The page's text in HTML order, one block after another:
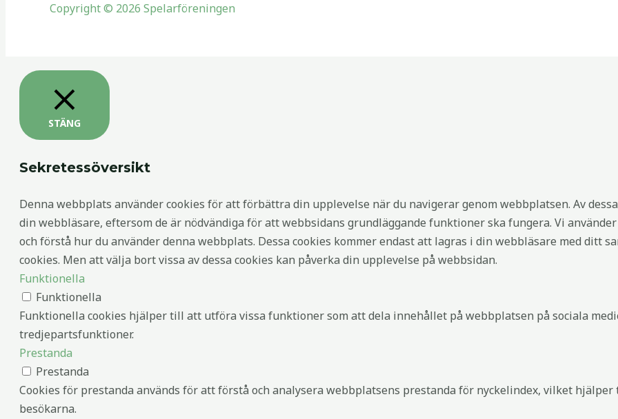
Copyright © 2026 Spelarföreningen
STÄNG
Sekretessöversikt
Denna webbplats använder cookies för att förbättra din upplevelse när du navigerar genom webbplatsen. Av
din webbläsare, eftersom de är nödvändiga för att webbsidans grundläggande funktioner ska fungera. Vi
och förstå hur du använder denna webbplats. Dessa cookies kommer endast att lagras i din webbläsare med ditt
cookies. Men att välja bort vissa av dessa cookies kan påverka din upplevelse på webbsidan.
Funktionella
Funktionella
Funktionella cookies hjälper till att utföra vissa funktioner som att dela innehållet på webbplatsen på sociala
tredjepartsfunktioner.
Prestanda
Prestanda
Cookies för prestanda används för att förstå och analysera webbplatsens prestanda för nyckelindex, vilket
besökarna.